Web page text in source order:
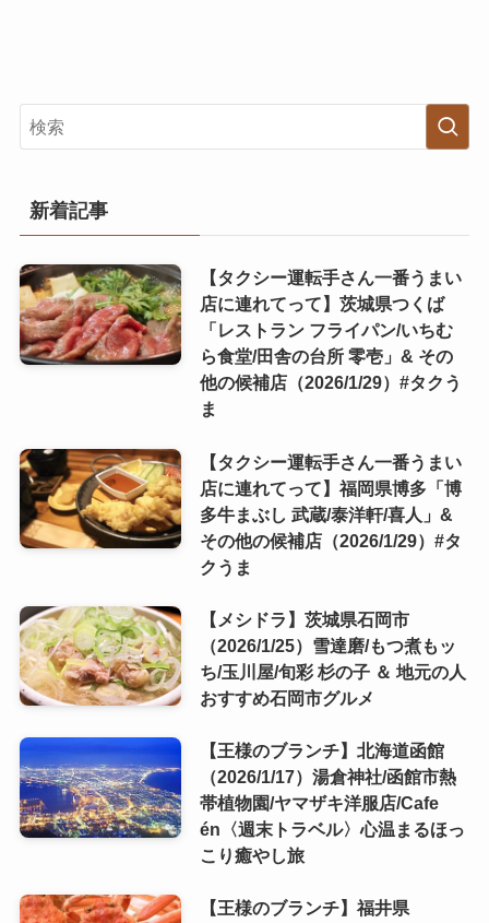
新着記事
【タクシー運転手さん一番うまい
店に連れてって】茨城県つくば
「レストラン フライパン/いちむ
ら食堂/田舎の台所 零壱」& その
他の候補店（2026/1/29）#タクう
ま
【タクシー運転手さん一番うまい
店に連れてって】福岡県博多「博
多牛まぶし 武蔵/泰洋軒/喜人」&
その他の候補店（2026/1/29）#タ
クうま
【メシドラ】茨城県石岡市
（2026/1/25）雪達磨/もつ煮もッ
ち/玉川屋/旬彩 杉の子 ＆ 地元の人
おすすめ石岡市グルメ
【王様のブランチ】北海道函館
（2026/1/17）湯倉神社/函館市熱
帯植物園/ヤマザキ洋服店/Cafe
én〈週末トラベル〉心温まるほっ
こり癒やし旅
【王様のブランチ】福井県